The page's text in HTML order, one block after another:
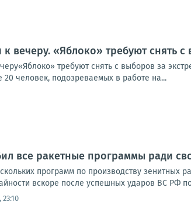
к вечеру. «Яблоко» требуют снять
требуют снять с выборов за
человек, подозреваемых в работе на...
все ракетные программы ради
программ по производству зенитных
вскоре после успешных ударов ВС РФ